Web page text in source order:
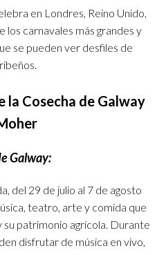
en Londres, Reino Unido,
los carnavales más grandes y
se pueden ver desfiles de
la Cosecha de Galway
Galway:
del 29 de julio al 7 de agosto
teatro, arte y comida que
su patrimonio agrícola. Durante
disfrutar de música en vivo,